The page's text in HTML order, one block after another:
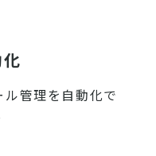
管理を自動化で